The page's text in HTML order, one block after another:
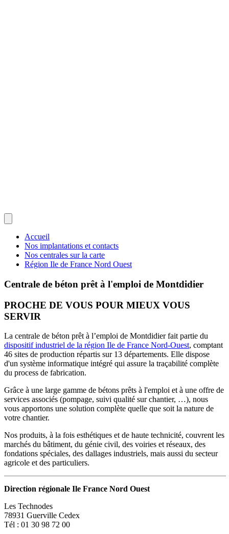
Accueil
Nos implantations et contacts
Nos centrales sur la carte
Région Ile de France Nord Ouest
Centrale de béton prêt à l'emploi de Montdidier
PROCHE DE VOUS POUR MIEUX VOUS
SERVIR
La centrale de béton prêt à l’emploi de Montdidier fait partie du
dispositif industriel de la région Ile de France Nord-Ouest, comptant
46 sites de production répartis sur 13 départements. Elle dispose
d'un système informatique intégré qui assure la traçabilité complète
du process de fabrication.
Grâce à une large gamme de bétons prêts à l'emploi et à une offre de
services associés (pompage, suivi qualité sur chantier, …), nous
vous apportons une solution complète quelle que soit la nature de
votre chantier.
Nos produits, à la fois esthétiques et de haute technicité, couvrent les
marchés du bâtiment, du génie civil, des voiries et réseaux, des
fondations spéciales, des dallages industriels, mais aussi du secteur
agricole et des particuliers.
Direction régionale Ile France Nord Ouest
Les Technodes
78931 Guerville Cedex
Tél : 01 30 98 72 00